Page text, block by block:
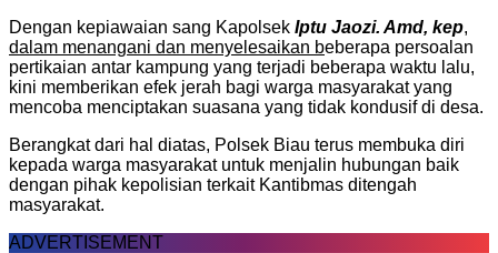
Dengan kepiawaian sang Kapolsek Iptu Jaozi. Amd, kep,
dalam menangani dan menyelesaikan beberapa persoalan
pertikaian antar kampung yang terjadi beberapa waktu lalu,
kini memberikan efek jerah bagi warga masyarakat yang
mencoba menciptakan suasana yang tidak kondusif di desa.
Berangkat dari hal diatas, Polsek Biau terus membuka diri
kepada warga masyarakat untuk menjalin hubungan baik
dengan pihak kepolisian terkait Kantibmas ditengah
masyarakat.
ADVERTISEMENT